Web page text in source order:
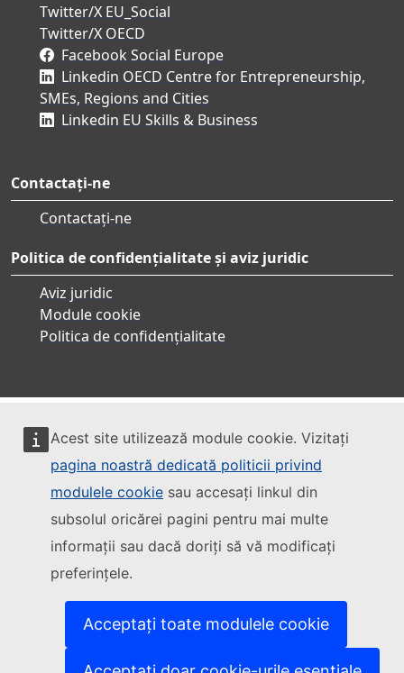
Acest site utilizează module cookie. Vizitați
pagina noastră dedicată politicii privind
modulele cookie sau accesați linkul din
subsolul oricărei pagini pentru mai multe
informații sau dacă doriți să vă modificați
preferințele.
Acceptați toate modulele cookie
Twitter/X EU_Social
Twitter/X OECD
Facebook Social Europe
Linkedin OECD Centre for Entrepreneurship,
SMEs, Regions and Cities
Linkedin EU Skills & Business
Contactați-ne
Contactați-ne
Politica de confidențialitate și aviz juridic
Aviz juridic
Module cookie
Politica de confidențialitate